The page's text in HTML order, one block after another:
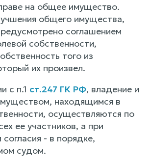
на общее имущество.
общего имущества,
соглашением
собственности,
того из
их произвел.
с п.1 ст.247 ГК РФ, владение и
находящимся в
осуществляются по
ее участников, а при
- в порядке,
судом.